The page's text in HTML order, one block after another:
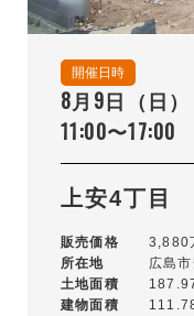
開催日時
8月9日（日）
11:00〜17:00
上安4丁目
販売価格
3,880
所在地
広島
土地面積
建物面積